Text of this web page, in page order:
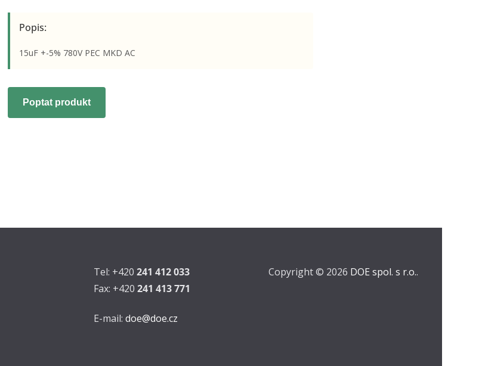
Popis:
15uF +-5% 780V PEC MKD AC
Poptat produkt
Tel: +420 241 412 033
Fax: +420 241 413 771
E-mail: doe@doe.cz
Copyright © 2026 DOE spol. s r.o..